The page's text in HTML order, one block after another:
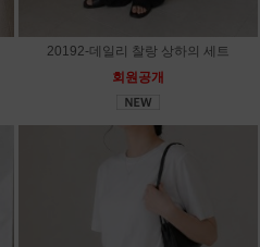
20192-데일리 찰랑 상하의 세트
회원공개